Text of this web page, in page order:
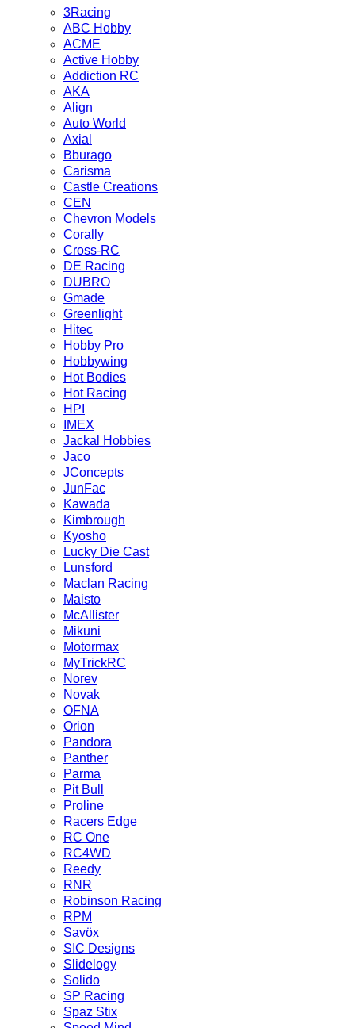
3Racing
ABC Hobby
ACME
Active Hobby
Addiction RC
AKA
Align
Auto World
Axial
Bburago
Carisma
Castle Creations
CEN
Chevron Models
Corally
Cross-RC
DE Racing
DUBRO
Gmade
Greenlight
Hitec
Hobby Pro
Hobbywing
Hot Bodies
Hot Racing
HPI
IMEX
Jackal Hobbies
Jaco
JConcepts
JunFac
Kawada
Kimbrough
Kyosho
Lucky Die Cast
Lunsford
Maclan Racing
Maisto
McAllister
Mikuni
Motormax
MyTrickRC
Norev
Novak
OFNA
Orion
Pandora
Panther
Parma
Pit Bull
Proline
Racers Edge
RC One
RC4WD
Reedy
RNR
Robinson Racing
RPM
Savöx
SIC Designs
Slidelogy
Solido
SP Racing
Spaz Stix